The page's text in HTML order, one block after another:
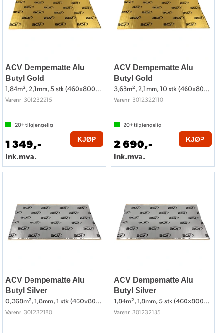
ACV Dempematte Alu
Butyl Gold
1,84m², 2,1mm, 5 stk (460x800mm)
Varenr 301232215
20+tilgjengelig
1 349,-
Ink.mva.
KJØP
ACV Dempematte Alu
Butyl Gold
3,68m², 2,1mm, 10 stk (460x800mm)
Varenr 3012322110
20+tilgjengelig
2 690,-
Ink.mva.
KJØP
ACV Dempematte Alu
Butyl Silver
0,368m², 1,8mm, 1 stk (460x800mm)
Varenr 301232180
ACV Dempematte Alu
Butyl Silver
1,84m², 1,8mm, 5 stk (460x800mm)
Varenr 301232185